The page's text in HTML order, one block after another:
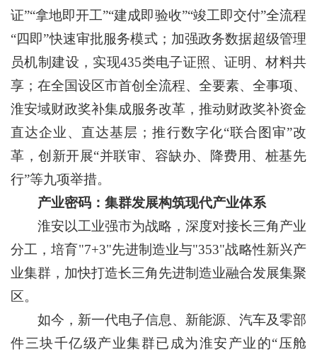
证”“拿地即开工”“建成即验收”“竣工即交付”全流程
“四即”快速审批服务模式；加强政务数据超级管理
员机制建设，实现435类电子证照、证明、材料共
享；在全国设区市首创全流程、全要素、全事项、
淮安域财政奖补集成服务改革，推动财政奖补资金
直达企业、直达基层；推行数字化“联合图审”改
革，创新开展“并联审、容缺办、降费用、桩基先
行”等九项举措。
产业密码：集群发展构筑现代产业体系
淮安以工业强市为战略，深度对接长三角产业
分工，培育"7+3"先进制造业与"353"战略性新兴产
业集群，加快打造长三角先进制造业融合发展集聚
区。
如今，新一代电子信息、新能源、汽车及零部
件三块千亿级产业集群已成为淮安产业的“压舱